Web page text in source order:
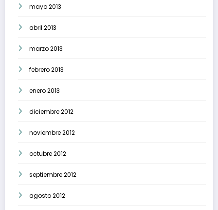
mayo 2013
abril 2013
marzo 2013
febrero 2013
enero 2013
diciembre 2012
noviembre 2012
octubre 2012
septiembre 2012
agosto 2012